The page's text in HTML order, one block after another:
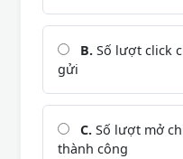
B. Số lượt click
gửi
C. Số lượt mở
thành công